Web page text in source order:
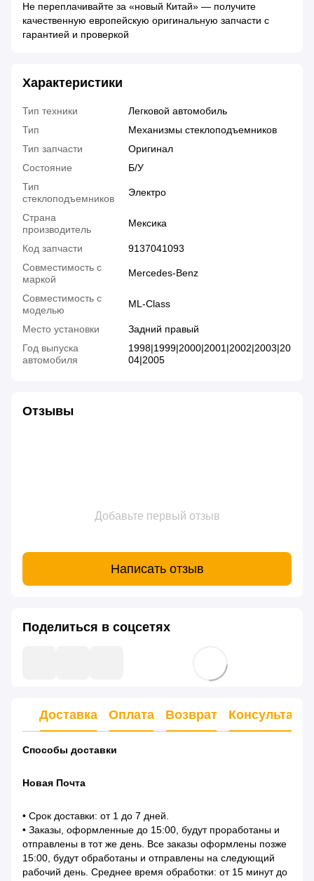
Не переплачивайте за «новый Китай» — получите
качественную европейскую оригинальную запчасти с
гарантией и проверкой
Характеристики
Тип техники
Легковой автомобиль
Тип
Механизмы стеклоподъемников
Тип запчасти
Оригинал
Состояние
Б/У
Тип
стеклоподъемников
Электро
Страна
производитель
Мексика
Код запчасти
9137041093
Совместимость с
маркой
Mercedes-Benz
Совместимость с
моделью
ML-Class
Место установки
Задний правый
Год выпуска
автомобиля
1998|1999|2000|2001|2002|2003|20
04|2005
Отзывы
Добавьте первый отзыв
Написать отзыв
Поделиться в соцсетях
Доставка Оплата Возврат
Способы доставки
Новая Почта
• Срок доставки: от 1 до 7 дней.
• Заказы, оформленные до 15:00, будут проработаны и
отправлены в тот же день. Все заказы оформлены позже
15:00, будут обработаны и отправлены на следующий
рабочий день. Среднее время обработки: от 15 минут до